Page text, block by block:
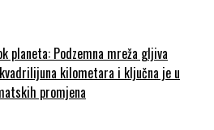
planeta: Podzemna mreža gljiva
kilometara i ključna je u
promjena